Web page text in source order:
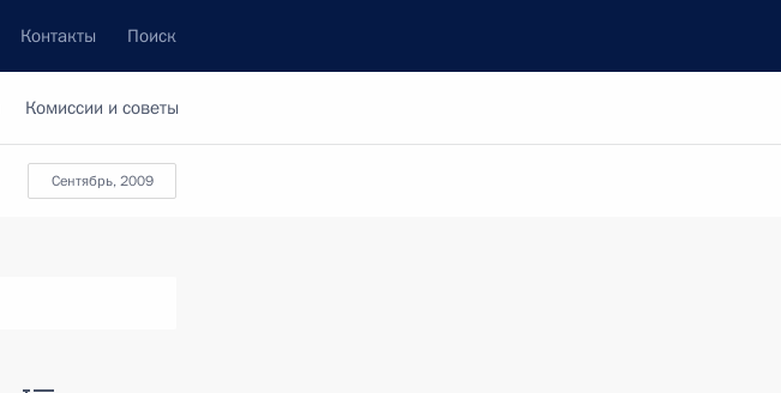
Контакты Поиск
Комиссии и советы
сентябрь, 2009